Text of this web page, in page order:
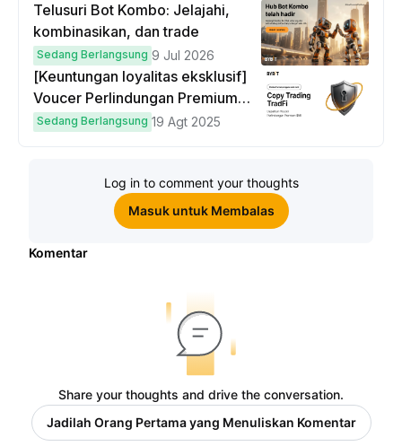
Telusuri Bot Kombo: Jelajahi,
kombinasikan, dan trade
Sedang Berlangsung 9 Jul 2026
[Keuntungan loyalitas eksklusif]
Voucer Perlindungan Premium
hingga $50
Sedang Berlangsung 19 Agt 2025
Log in to comment your thoughts
Masuk untuk Membalas
Komentar
Share your thoughts and drive the conversation.
Jadilah Orang Pertama yang Menuliskan Komentar